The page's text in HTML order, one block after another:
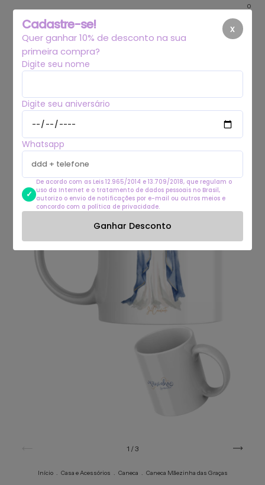
0
1 /3
Início . Casa e Acessórios . Caneca . Caneca Mãezinha das Graças
x
Cadastre-se!
Quer ganhar 10% de desconto na sua
primeira compra?
Digite seu nome
Digite seu aniversário
Whatsapp
De acordo com as Leis 12.965/2014 e 13.709/2018, que regulam o
uso da Internet e o tratamento de dados pessoais no Brasil,
autorizo o envio de notificações por e-mail ou outros meios e
concordo com a política de privacidade.
Ganhar Desconto